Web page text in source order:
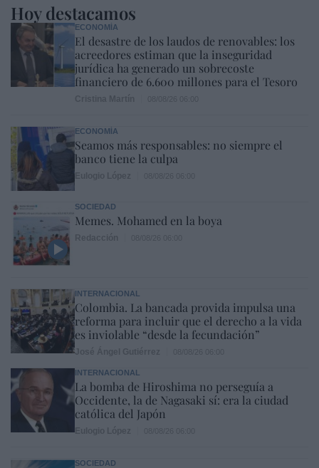
Hoy destacamos
ECONOMÍA
El desastre de los laudos de renovables: los
acreedores estiman que la inseguridad
jurídica ha generado un sobrecoste
financiero de 6.600 millones para el Tesoro
ECONOMÍA
Seamos más responsables: no siempre el
banco tiene la culpa
SOCIEDAD
Memes. Mohamed en la boya
INTERNACIONAL
Colombia. La bancada provida impulsa una
reforma para incluir que el derecho a la vida
es inviolable “desde la fecundación”
INTERNACIONAL
La bomba de Hiroshima no perseguía a
Occidente, la de Nagasaki sí: era la ciudad
católica del Japón
SOCIEDAD